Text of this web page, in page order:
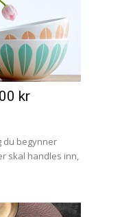
kr
du begynner
skal handles inn,